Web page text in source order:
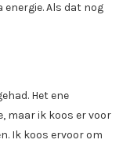
Als dat nog
Het ene
maar ik koos er voor
Ik koos ervoor om